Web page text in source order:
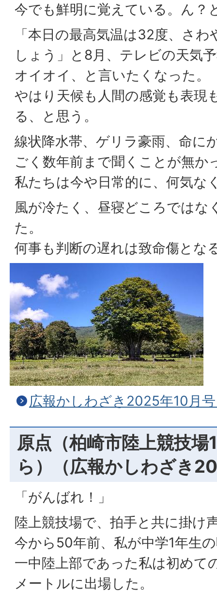
今でも鮮明に覚えている。ん？
「本日の最高気温は32度、さ
しょう」と8月、テレビの天気
オイオイ、と言いたくなった。
やはり天候も人間の感覚も表現
る、と思う。
線状降水帯、ゲリラ豪雨、命に
ごく数年前まで聞くことが無か
私たちは今や日常的に、何気な
風が冷たく、昼寝どころではな
た。
何事も判断の遅れは致命傷とな
広報かしわざき2025年10月
原点（柏崎市陸上競技
ら）（広報かしわざき
「がんばれ！」
陸上競技場で、拍手と共に掛け
今から50年前、私が中学1年生
一中陸上部であった私は初めて
メートルに出場した。